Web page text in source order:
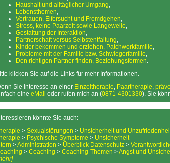
Haushalt und alltäglicher Umgang,
Lebensthemen,
Vertrauen, Eifersucht und Fremdgehen,
Stress, keine Paarzeit sowie Langeweile,
Gestaltung der Interaktion,
Partnerschaft versus Selbstentfaltung,
Kinder bekommen und erziehen, Patchworkfamilie,
Probleme mit der Familie bzw. Schwiegerfamilie,
Den richtigen Partner finden, Beziehungsformen.
klicken Sie auf die Links für mehr Informationen.
Sie Interesse an einer Einzeltherapie, Paartherapie,
eine eMail oder rufen mich an (0871-4301330). Sie
könnte Sie auch:
> Sexualstörungen > Unsicherheit und
> Psychische Symptome > Unsicherheit
>Administration > Überblick Datenschutz >
> Coaching > Coaching-Themen >Angst und